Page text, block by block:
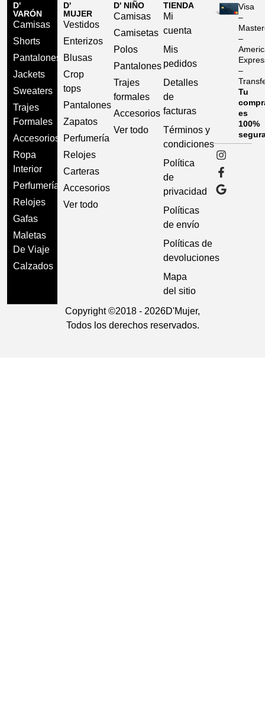
D'
VARÓN
Camisas
Shorts
Pantalones
Jackets
Sweaters
Trajes
Formales
Accesorios
Ropa
Interior
Perfumería
Relojes
Gafas
Maletas
De Viaje
Calzados
D'
MUJER
Vestidos
Enterizos
Blusas
Crop
tops
Pantalones
Zapatos
Perfumería
Relojes
Carteras
Accesorios
Ver todo
D' NIÑO
Camisas
Camisetas
Polos
Pantalones
Trajes
formales
Accesorios
Ver todo
TIENDA
Mi
cuenta
Mis
pedidos
Detalles
de
facturas
Términos y
condiciones
Política
de
privacidad
Políticas
de envío
Políticas de
devoluciones
Mapa
del sitio
Visa
–
–
–
Tu
es
100%
Copyright ©2018 - 2026D'Mujer,
Todos los derechos reservados.